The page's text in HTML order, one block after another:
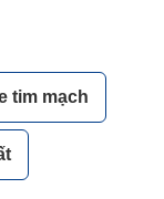
tim mạch